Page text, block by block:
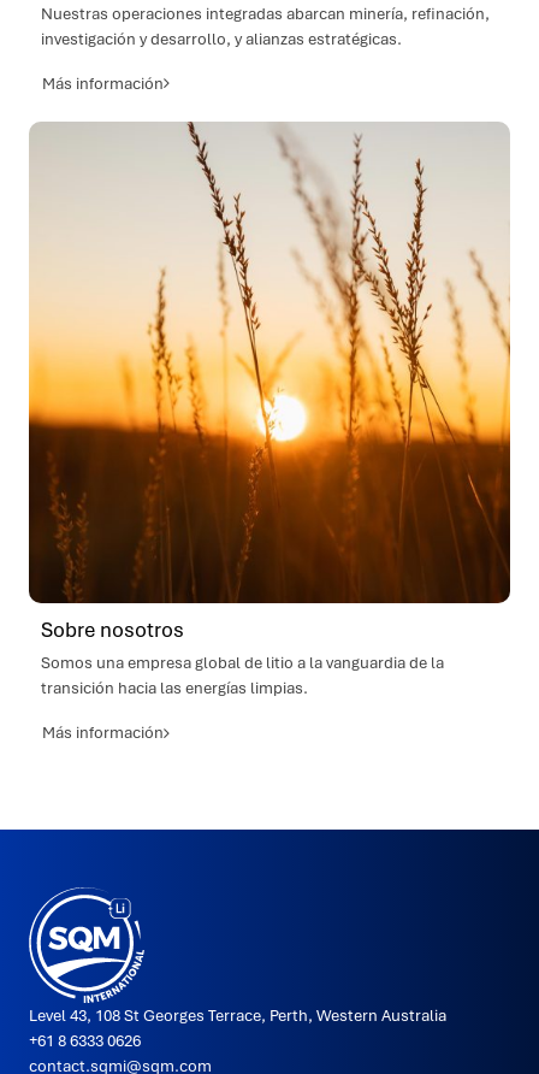
Nuestras operaciones integradas abarcan minería, refinación,
investigación y desarrollo, y alianzas estratégicas.
Más información
Sobre nosotros
Somos una empresa global de litio a la vanguardia de la
transición hacia las energías limpias.
Más información
SQMi
Level 43, 108 St Georges Terrace, Perth, Western Australia
+61 8 6333 0626
contact.sqmi@sqm.com
Hecho
en
Puerto
Varas
por
2litros